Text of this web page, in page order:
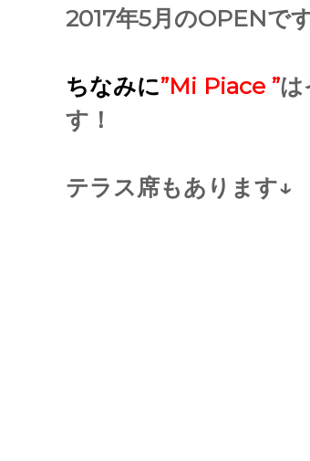
2017年5月のOPENです
ちなみに”Mi Piace ”は
す！
テラス席もあります↓